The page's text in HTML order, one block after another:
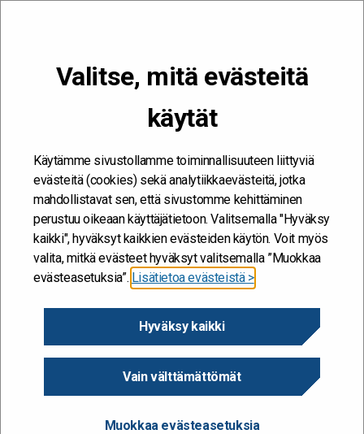
Valitse, mitä evästeitä
käytät
Käytämme sivustollamme toiminnallisuuteen liittyviä
evästeitä (cookies) sekä analytiikkaevästeitä, jotka
mahdollistavat sen, että sivustomme kehittäminen
perustuu oikeaan käyttäjätietoon. Valitsemalla "Hyväksy
kaikki", hyväksyt kaikkien evästeiden käytön. Voit myös
valita, mitkä evästeet hyväksyt valitsemalla ”Muokkaa
evästeasetuksia”. Lisätietoa evästeistä >
Hyväksy kaikki
Vain välttämättömät
Muokkaa evästeasetuksia
Kehitän ja kehityn #töissäSuomelle
Toimi/VALOA-työkirja: muutoksen
VALOA-työkirja:
muutoksen
tunnistamisesta
kokeiluihin